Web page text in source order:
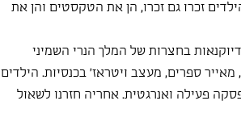
זכרו גם זכרו, הן את הטקסטים והן את
הנס הולביין, בן המאה ה16 שהיה צייר דיוקנאות בחצרות של המלך הנרי השמיני
ספרים, מעצב ויטראז' בכנסיות. הילדים
פעילה ואנרגטית. אחריה חזרנו לשאול